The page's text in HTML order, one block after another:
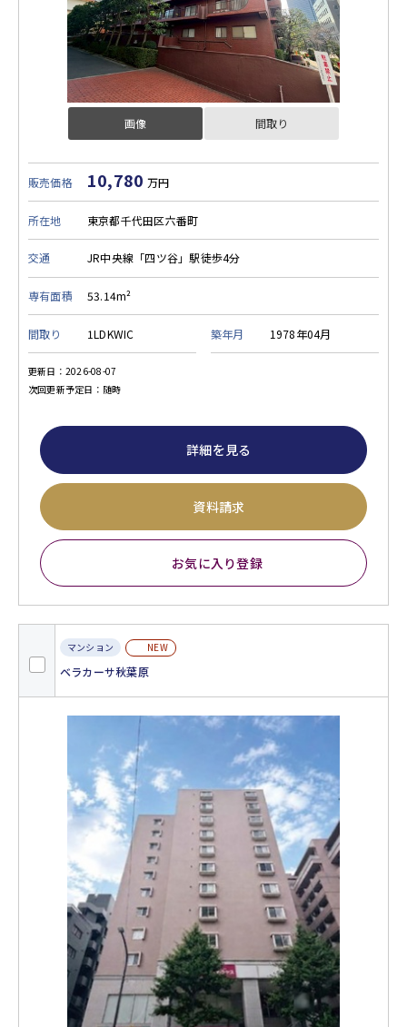
画像 間取り
販売価格 10,780 万円
所在地 東京都千代田区六番町
交通 JR中央線「四ツ谷」駅徒歩4分
専有面積 53.14m²
間取り 1LDKWIC 築年月 1978年04月
更新日：2026-08-07
次回更新予定日：随時
詳細を見る
資料請求
お気に入り登録
マンション NEW
ベラカーサ秋葉原